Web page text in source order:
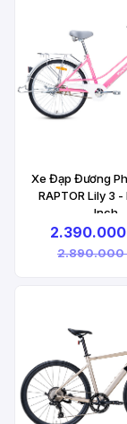
Xe Đạp Đương
RAPTOR Lily 3
Inch
2.390.000
2.890.000